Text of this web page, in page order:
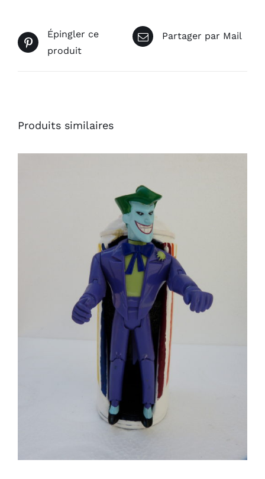
Épingler ce
produit
Partager par Mail
Produits similaires
AJOUTER AU PANIER